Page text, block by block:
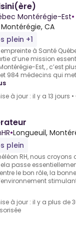
Montérégie-Est•
CA
plein +1
à Santé
d’une mission
Est, , c’est
984 médecins qui
à jour : il y a 13 jours •
•Longueuil,
plein
RH, nous croyons
passe
le bon rôle, la
à jour : il y a plus de